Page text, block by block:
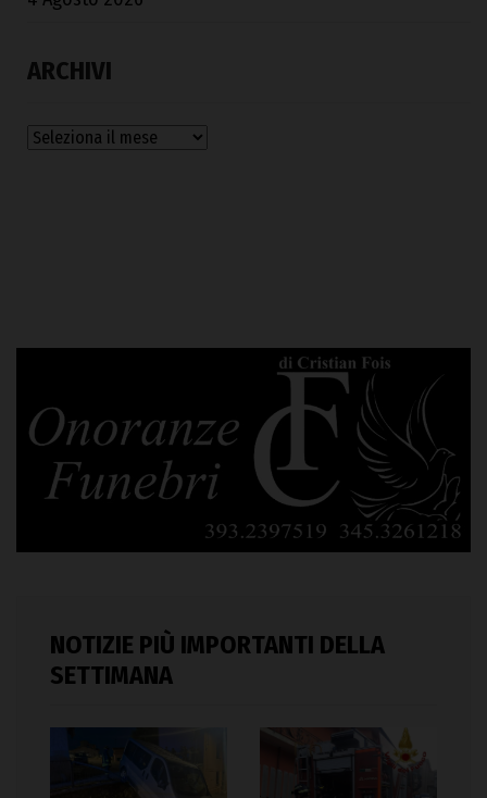
ARCHIVI
Archivi
NOTIZIE PIÙ IMPORTANTI DELLA
SETTIMANA